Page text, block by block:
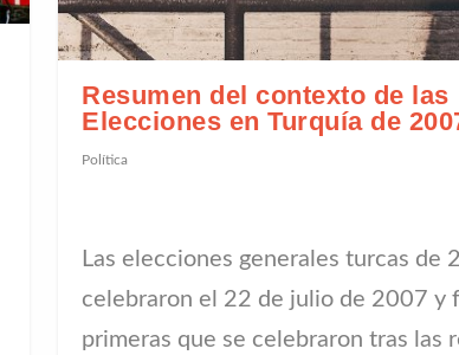
Resumen del contexto de las
Elecciones en Turquía de
Política
Las elecciones generales turcas de
celebraron el 22 de julio de 2007 y
primeras que se celebraron tras las